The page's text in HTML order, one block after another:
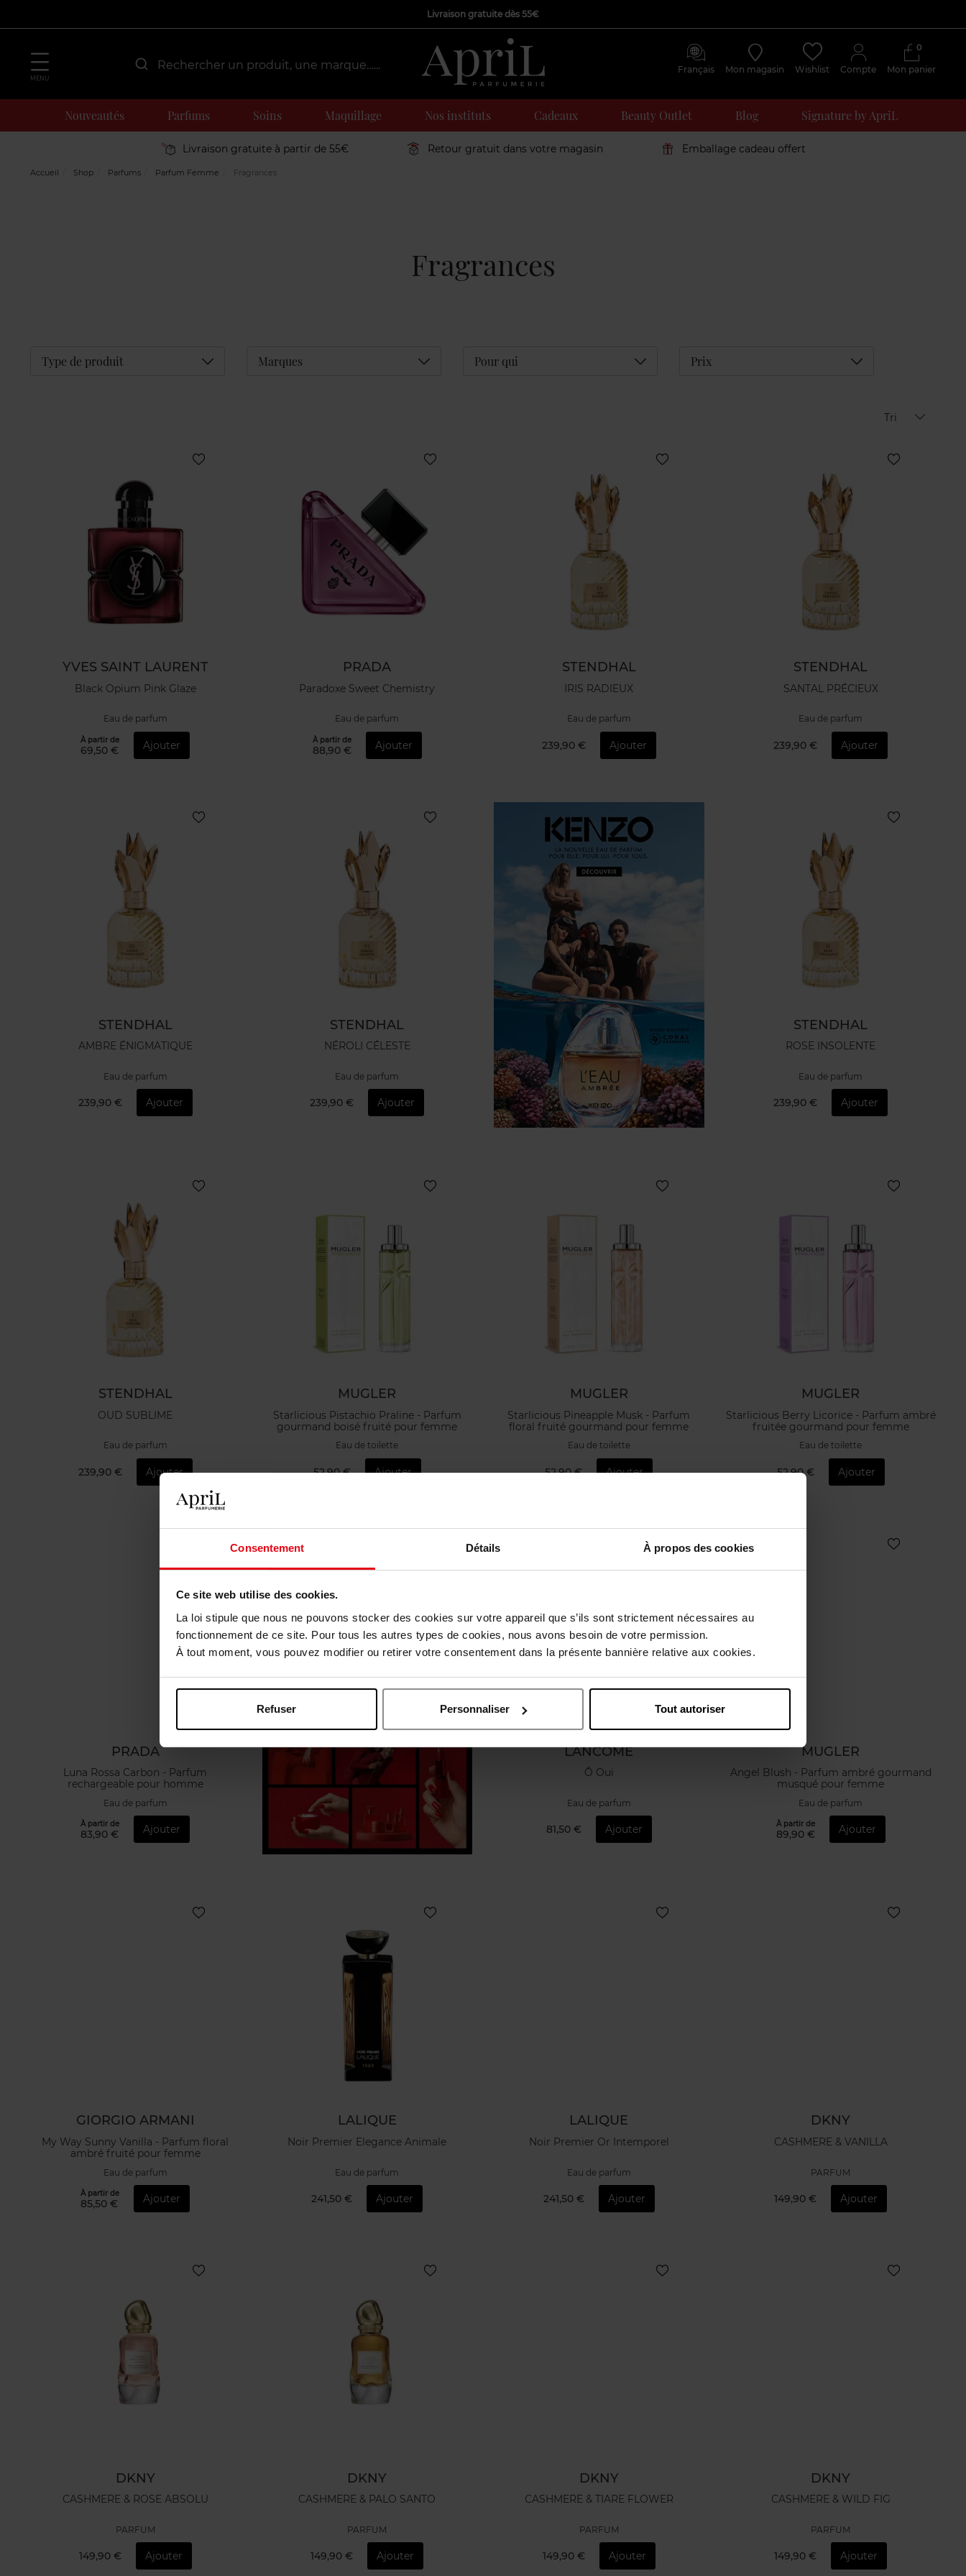
Consentement Détails À propos des cookies
Ce site web utilise des cookies.
La loi stipule que nous ne pouvons stocker des cookies sur votre appareil que s’ils sont strictement nécessaires au
fonctionnement de ce site. Pour tous les autres types de cookies, nous avons besoin de votre permission.
À tout moment, vous pouvez modifier ou retirer votre consentement dans la présente bannière relative aux cookies.
Refuser Personnaliser Tout autoriser
Livraison gratuite dès 55€
MENU
Français Mon magasin Wishlist Compte Mon panier
0
Nouveautés Parfums Soins Maquillage Nos instituts Cadeaux Beauty Outlet Blog Signature by ApriL
Livraison gratuite à partir de 55€ Retour gratuit dans votre magasin Emballage cadeau offert
Accueil Shop Parfums Parfum Femme Fragrances
Fragrances
Type de produit Déplier Marques Déplier Pour qui Déplier Prix Déplier
Tri
YVES SAINT LAURENT
Black Opium Pink Glaze
Eau de parfum
À partir de
69,50 € Ajouter
PRADA
Paradoxe Sweet Chemistry
Eau de parfum
À partir de
88,90 € Ajouter
STENDHAL
IRIS RADIEUX
Eau de parfum
239,90 € Ajouter
STENDHAL
SANTAL PRÉCIEUX
Eau de parfum
239,90 € Ajouter
STENDHAL
AMBRE ÉNIGMATIQUE
Eau de parfum
239,90 € Ajouter
STENDHAL
NÉROLI CÉLESTE
Eau de parfum
239,90 € Ajouter
STENDHAL
ROSE INSOLENTE
Eau de parfum
239,90 € Ajouter
STENDHAL
OUD SUBLIME
Eau de parfum
239,90 € Ajouter
MUGLER
Starlicious Pistachio Praline - Parfum
gourmand boisé fruité pour femme
Eau de toilette
52,90 € Ajouter
MUGLER
Starlicious Pineapple Musk - Parfum
floral fruité gourmand pour femme
Eau de toilette
52,90 € Ajouter
MUGLER
Starlicious Berry Licorice - Parfum ambré
fruitée gourmand pour femme
Eau de toilette
52,90 € Ajouter
PRADA
Luna Rossa Carbon - Parfum
rechargeable pour homme
Eau de parfum
À partir de
83,90 € Ajouter
LANCOME
Ô Oui
Eau de parfum
81,50 € Ajouter
MUGLER
Angel Blush - Parfum ambré gourmand
musqué pour femme
Eau de parfum
À partir de
89,90 € Ajouter
GIORGIO ARMANI
My Way Sunny Vanilla - Parfum floral
ambré fruité pour femme
Eau de parfum
À partir de
85,50 € Ajouter
LALIQUE
Noir Premier Elegance Animale
Eau de parfum
241,50 € Ajouter
LALIQUE
Noir Premier Or Intemporel
Eau de parfum
241,50 € Ajouter
DKNY
CASHMERE & VANILLA
PARFUM
149,90 € Ajouter
DKNY
CASHMERE & ROSE ABSOLU
PARFUM
149,90 € Ajouter
DKNY
CASHMERE & PALO SANTO
PARFUM
149,90 € Ajouter
DKNY
CASHMERE & TIARE FLOWER
PARFUM
149,90 € Ajouter
DKNY
CASHMERE & WILD FIG
PARFUM
149,90 € Ajouter